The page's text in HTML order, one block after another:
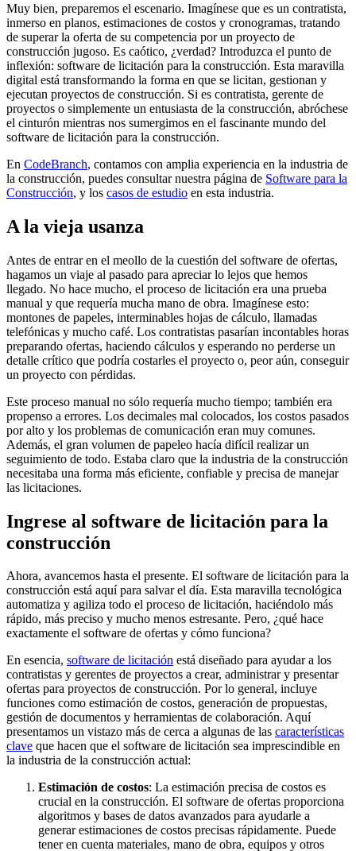
Muy bien, preparemos el escenario. Imagínese que es un contratista,
inmerso en planos, estimaciones de costos y cronogramas, tratando
de superar la oferta de su competencia por un proyecto de
construcción jugoso. Es caótico, ¿verdad? Introduzca el punto de
inflexión: software de licitación para la construcción. Esta maravilla
digital está transformando la forma en que se licitan, gestionan y
ejecutan proyectos de construcción. Si es contratista, gerente de
proyectos o simplemente un entusiasta de la construcción, abróchese
el cinturón mientras nos sumergimos en el fascinante mundo del
software de licitación para la construcción.
En CodeBranch, contamos con amplia experiencia en la industria de
la construcción, puedes consultar nuestra página de Software para la
Construcción, y los casos de estudio en esta industria.
A la vieja usanza
Antes de entrar en el meollo de la cuestión del software de ofertas,
hagamos un viaje al pasado para apreciar lo lejos que hemos
llegado. No hace mucho, el proceso de licitación era una prueba
manual y que requería mucha mano de obra. Imagínese esto:
montones de papeles, interminables hojas de cálculo, llamadas
telefónicas y mucho café. Los contratistas pasarían incontables horas
preparando ofertas, haciendo cálculos y esperando no perderse un
detalle crítico que podría costarles el proyecto o, peor aún, conseguir
un proyecto con pérdidas.
Este proceso manual no sólo requería mucho tiempo; también era
propenso a errores. Los decimales mal colocados, los costos pasados
​​por alto y los problemas de comunicación eran muy comunes.
Además, el gran volumen de papeleo hacía difícil realizar un
seguimiento de todo. Estaba claro que la industria de la construcción
necesitaba una forma más eficiente, confiable y precisa de manejar
las licitaciones.
Ingrese al software de licitación para la
construcción
Ahora, avancemos hasta el presente. El software de licitación para la
construcción está aquí para salvar el día. Esta maravilla tecnológica
automatiza y agiliza todo el proceso de licitación, haciéndolo más
rápido, más preciso y mucho menos estresante. Pero, ¿qué hace
exactamente el software de ofertas y cómo funciona?
En esencia, software de licitación está diseñado para ayudar a los
contratistas y gerentes de proyectos a crear, administrar y presentar
ofertas para proyectos de construcción. Por lo general, incluye
funciones como estimación de costos, generación de propuestas,
gestión de documentos y herramientas de colaboración. Aquí
presentamos un vistazo más de cerca a algunas de las características
clave que hacen que el software de licitación sea imprescindible en
la industria de la construcción actual:
Estimación de costos: La estimación precisa de costos es
crucial en la construcción. El software de ofertas proporciona
algoritmos y bases de datos avanzados para ayudarle a
generar estimaciones de costos precisas rápidamente. Puede
tener en cuenta materiales, mano de obra, equipos y otros